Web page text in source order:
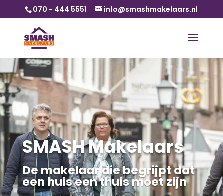
070 - 444 5551 info@smashmakelaars.nl
SMASH Makelaars
De makelaar die begrijpt dat
een huis een thuis moet zijn